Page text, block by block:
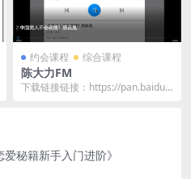
约会课程 综合课程
陈大力FM
下载链接链接：https://pan.baidu.c
秘籍新手入门进阶》